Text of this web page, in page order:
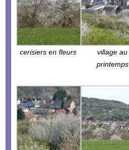
cerisiers en fleurs
village au
printemps